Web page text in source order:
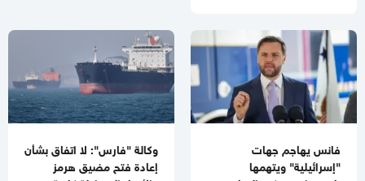
فانس يهاجم جهات
"إسرائيلية" ويتهمها
وكالة "فارس": لا اتفاق بشأن
إعادة فتح مضيق هرمز